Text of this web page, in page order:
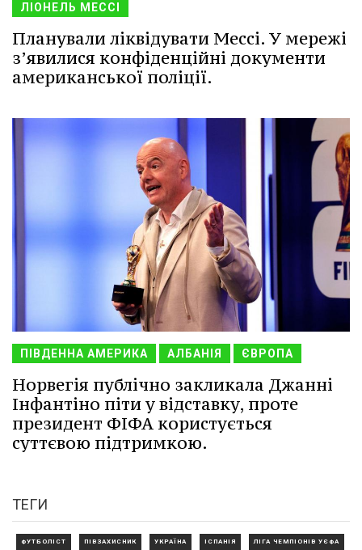
ЛІОНЕЛЬ МЕССІ
Планували ліквідувати Мессі. У мережі
з’явилися конфіденційні документи
американської поліції.
ПІВДЕННА АМЕРИКА АЛБАНІЯ ЄВРОПА
Норвегія публічно закликала Джанні
Інфантіно піти у відставку, проте
президент ФІФА користується
суттєвою підтримкою.
ТЕГИ
ФУТБОЛІСТ ПІВЗАХИСНИК УКРАЇНА ІСПАНІЯ ЛІГА ЧЕМПІОНІВ УЄФА